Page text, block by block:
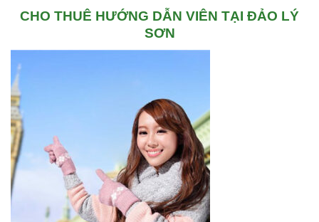
CHO THUÊ HƯỚNG DẪN VIÊN TẠI ĐẢO LÝ
SƠN